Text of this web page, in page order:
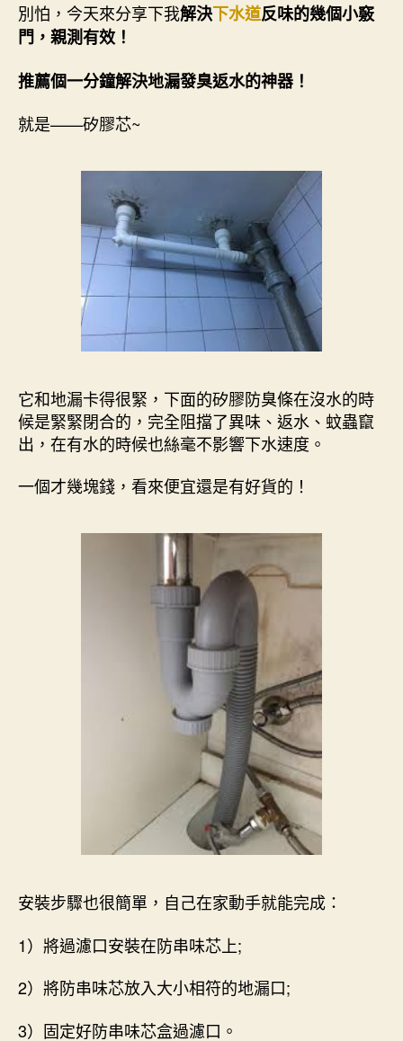
別怕，今天來分享下我解決下水道反味的幾個小竅
門，親測有效！
推薦個一分鐘解決地漏發臭返水的神器！
就是——矽膠芯~
它和地漏卡得很緊，下面的矽膠防臭條在沒水的時
候是緊緊閉合的，完全阻擋了異味、返水、蚊蟲竄
出，在有水的時候也絲毫不影響下水速度。
一個才幾塊錢，看來便宜還是有好貨的！
安裝步驟也很簡單，自己在家動手就能完成：
1）將過濾口安裝在防串味芯上;
2）將防串味芯放入大小相符的地漏口;
3）固定好防串味芯盒過濾口。